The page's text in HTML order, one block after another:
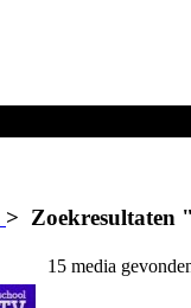
> Zoekresultaten
15 media